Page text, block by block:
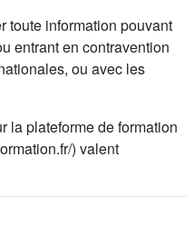
toute information pouvant
entrant en contravention
ou avec les
la plateforme de formation
) valent